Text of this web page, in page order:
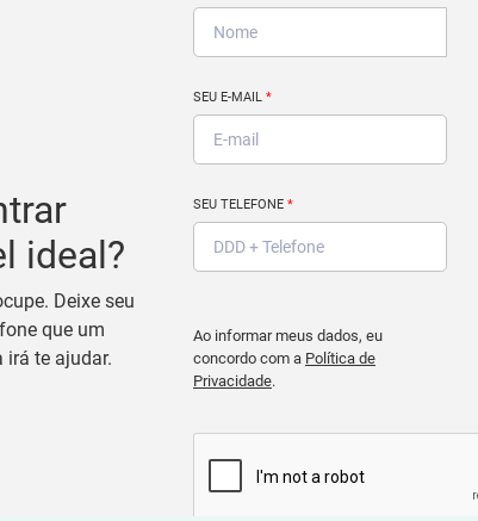
ideal?
Deixe seu
que um
irá te ajudar.
SEU E-MAIL *
SEU TELEFONE *
Ao informar meus dados, eu
concordo com a Política de
Privacidade.